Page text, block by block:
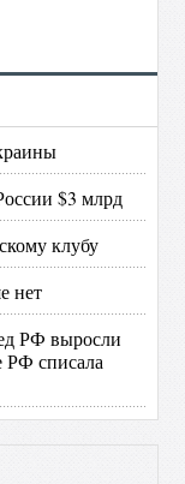
$3 млрд
клубу
нет
РФ выросли
РФ списала